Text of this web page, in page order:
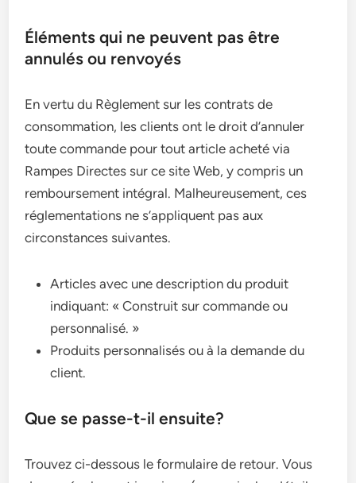
Éléments qui ne peuvent pas être
annulés ou renvoyés
En vertu du Règlement sur les contrats de
consommation, les clients ont le droit d’annuler
toute commande pour tout article acheté via
Rampes Directes sur ce site Web, y compris un
remboursement intégral. Malheureusement, ces
réglementations ne s’appliquent pas aux
circonstances suivantes.
Articles avec une description du produit
indiquant: « Construit sur commande ou
personnalisé. »
Produits personnalisés ou à la demande du
client.
Que se passe-t-il ensuite?
Trouvez ci-dessous le formulaire de retour. Vous